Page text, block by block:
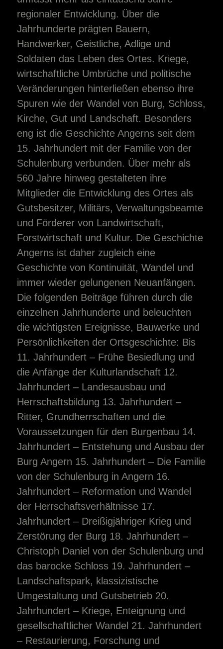
regionaler Entwicklung. Über die
Jahrhunderte prägten Bauern,
Handwerker, Geistliche, Adlige und
Soldaten das Leben des Ortes. Kriege,
wirtschaftliche Umbrüche und politische
Veränderungen hinterließen ebenso ihre
Spuren wie der Wandel von Burg, Schloss,
Kirche, Gut und Landschaft. Besonders
eng ist die Geschichte Angerns seit dem
15. Jahrhundert mit der Familie von der
Schulenburg verbunden. Über mehr als
560 Jahre hinweg gestalteten ihre
Mitglieder die Entwicklung des Ortes als
Gutsbesitzer, Militärs, Verwaltungsbeamte
und Förderer von Landwirtschaft,
Forstwirtschaft und Kultur. Die Geschichte
Angerns ist daher zugleich eine
Geschichte von Kontinuität, Wandel und
immer wieder gelungenen Neuanfängen.
Die folgenden Beiträge führen durch die
einzelnen Jahrhunderte und beleuchten
die wichtigsten Ereignisse, Bauwerke und
Persönlichkeiten der Ortsgeschichte: Bis
11. Jahrhundert – Frühe Besiedlung und
die Anfänge der Kulturlandschaft 12.
Jahrhundert – Landesausbau und
Herrschaftsbildung 13. Jahrhundert –
Ritter, Grundherrschaften und die
Voraussetzungen für den Burgenbau 14.
Jahrhundert – Entstehung und Ausbau der
Burg Angern 15. Jahrhundert – Die Familie
von der Schulenburg in Angern 16.
Jahrhundert – Reformation und Wandel
der Herrschaftsverhältnisse 17.
Jahrhundert – Dreißigjähriger Krieg und
Zerstörung der Burg 18. Jahrhundert –
Christoph Daniel von der Schulenburg und
das barocke Schloss 19. Jahrhundert –
Landschaftspark, klassizistische
Umgestaltung und Gutsbetrieb 20.
Jahrhundert – Kriege, Enteignung und
gesellschaftlicher Wandel 21. Jahrhundert
– Restaurierung, Forschung und